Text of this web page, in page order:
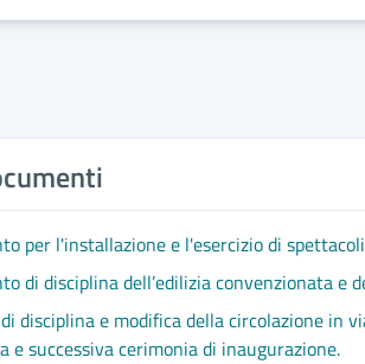
per l'installazione e l'esercizio di
di disciplina dell’edilizia convenzionata e
disciplina e modifica della circolazione in
e successiva cerimonia di inaugurazione.